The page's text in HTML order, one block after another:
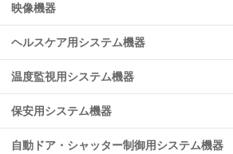
映像機器
ヘルスケア用システム機器
温度監視用システム機器
保安用システム機器
自動ドア・シャッター制御用システム機器